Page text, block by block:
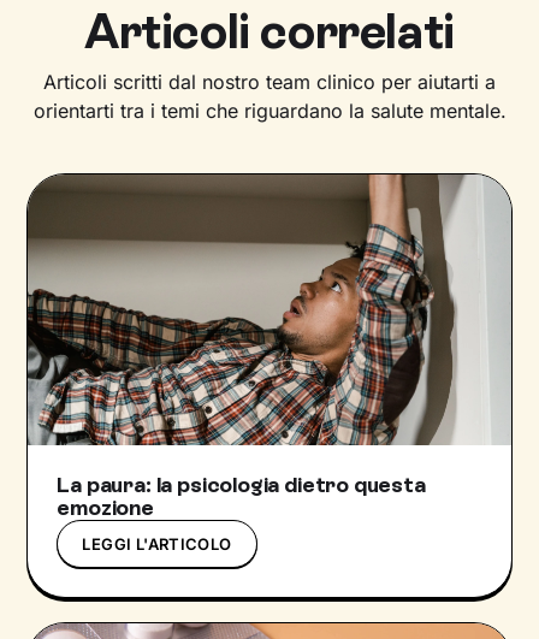
Articoli correlati
Articoli scritti dal nostro team clinico per aiutarti a
orientarti tra i temi che riguardano la salute mentale.
La paura: la psicologia dietro questa
emozione
LEGGI L'ARTICOLO